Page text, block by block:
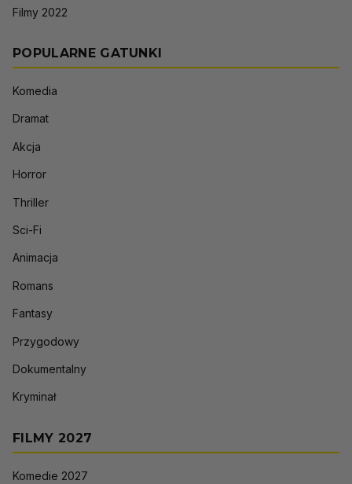
Filmy 2022
POPULARNE GATUNKI
Komedia
Dramat
Akcja
Horror
Thriller
Sci-Fi
Animacja
Romans
Fantasy
Przygodowy
Dokumentalny
Kryminał
FILMY 2027
Komedie 2027